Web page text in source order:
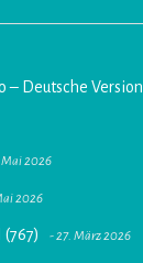
– Deutsche Version
Mai 2026
2026
(767) 27. März 2026